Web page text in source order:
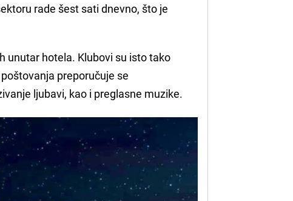
rade šest sati dnevno, što je
unutar hotela. Klubovi su isto tako
preporučuje se
ljubavi, kao i preglasne muzike.